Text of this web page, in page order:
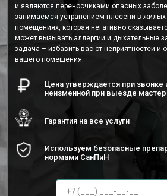
и являются переносчиками опасных
занимаемся устранением плесени в
помещениях, которая негативно
может вызывать аллергии и дыхательные
задача – избавить вас от неприятностей и
вашего помещения.
Цена утверждается при звонке
неизменной при выезде
Гарантия на все услуги
Используем безопасные
нормами СанПиН